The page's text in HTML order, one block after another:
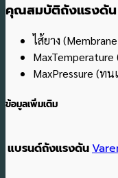
คุณสมบัติถังแรงดัน
ไส้ยาง
MaxPressure (ท
ข้อมูลเพิ่มเติม
แบรนด์ถังแรงดัน